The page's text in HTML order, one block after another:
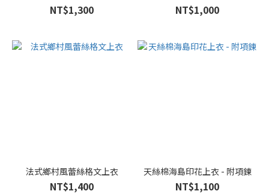
NT$1,300 NT$1,000
法式鄉村風蕾絲格文上衣
NT$1,400
天絲棉海島印花上衣 - 附項鍊
NT$1,100